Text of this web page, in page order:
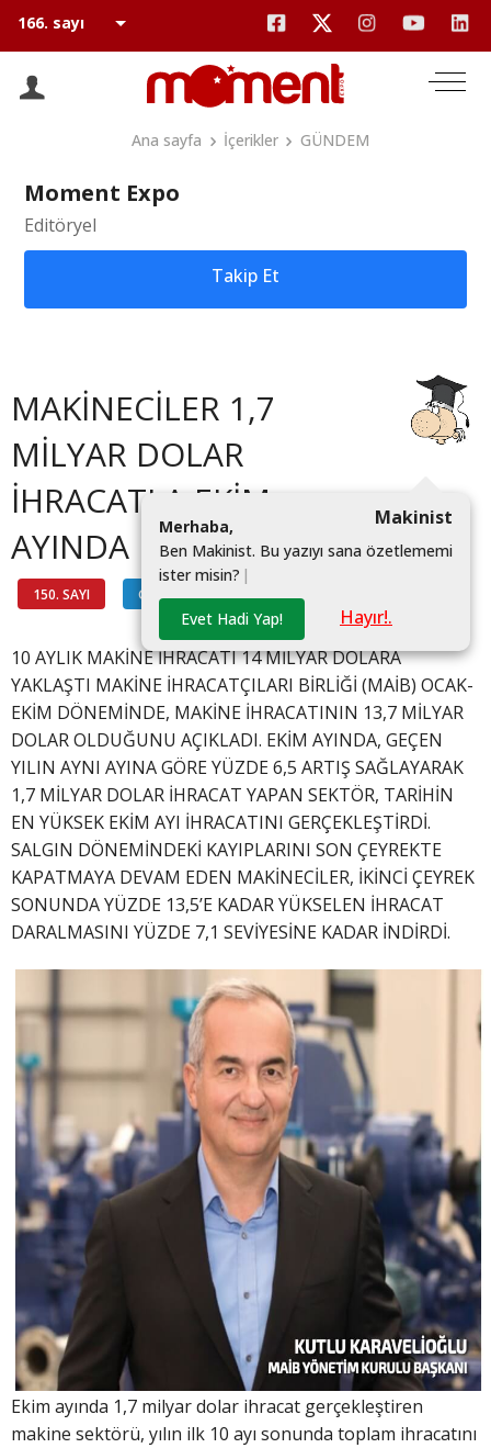
Ana sayfa İçerikler GÜNDEM
Moment Expo
Editöryel
Takip Et
MAKİNECİLER 1,7
MİLYAR DOLAR
İHRACATLA EKİM
AYINDA REKOR KIRDI
150. SAYI GÜNDEM #
Makinist
Merhaba,
Ben Makinist. Bu yazıyı sana özetlememi
ister misin? |
Evet Hadi Yap!
Hayır!.
10 AYLIK MAKİNE İHRACATI 14 MİLYAR DOLARA
YAKLAŞTI MAKİNE İHRACATÇILARI BİRLİĞİ (MAİB) OCAK-
EKİM DÖNEMİNDE, MAKİNE İHRACATININ 13,7 MİLYAR
DOLAR OLDUĞUNU AÇIKLADI. EKİM AYINDA, GEÇEN
YILIN AYNI AYINA GÖRE YÜZDE 6,5 ARTIŞ SAĞLAYARAK
1,7 MİLYAR DOLAR İHRACAT YAPAN SEKTÖR, TARİHİN
EN YÜKSEK EKİM AYI İHRACATINI GERÇEKLEŞTİRDİ.
SALGIN DÖNEMİNDEKİ KAYIPLARINI SON ÇEYREKTE
KAPATMAYA DEVAM EDEN MAKİNECİLER, İKİNCİ ÇEYREK
SONUNDA YÜZDE 13,5’E KADAR YÜKSELEN İHRACAT
DARALMASINI YÜZDE 7,1 SEVİYESİNE KADAR İNDİRDİ.
Ekim ayında 1,7 milyar dolar ihracat gerçekleştiren
makine sektörü, yılın ilk 10 ayı sonunda toplam ihracatını